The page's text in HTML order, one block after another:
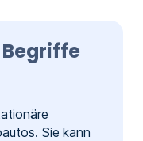
Sie kann